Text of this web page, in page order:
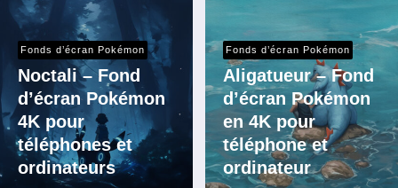
Fonds d’écran Pokémon
Noctali – Fond
d’écran Pokémon
4K pour
téléphones et
ordinateurs
Fonds d’écran Pokémon
Aligatueur – Fond
d’écran Pokémon
en 4K pour
téléphone et
ordinateur